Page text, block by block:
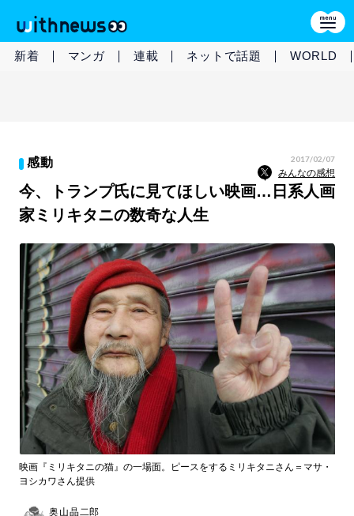
新着 マンガ 連載 ネットで話題 WORLD
感動 2017/02/07
みんなの感想
今、トランプ氏に見てほしい映画…日系人画
家ミリキタニの数奇な人生
映画『ミリキタニの猫』の一場面。ピースをするミリキタニさん＝マサ・
ヨシカワさん提供
奥山晶二郎